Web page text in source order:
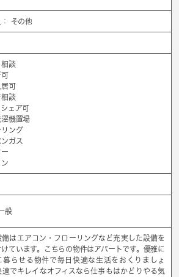
： その他
相談
可
居可
相談
シェア可
濯機置場
リング
ガス
ー
ン
般
備はエアコン・フローリングなど充実した設備を
ています。こちらの物件はアパートです。優雅に
暮らせる物件で毎日快適な生活をおくりましょ
適でキレイなオフィスなら仕事もはかどりやる気